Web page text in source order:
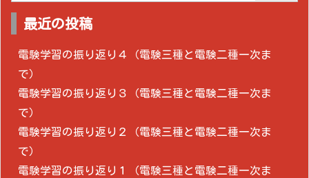
最近の投稿
電験学習の振り返り４（電験三種と電験二種一次ま
で）
電験学習の振り返り３（電験三種と電験二種一次ま
で）
電験学習の振り返り２（電験三種と電験二種一次ま
で）
電験学習の振り返り１（電験三種と電験二種一次ま